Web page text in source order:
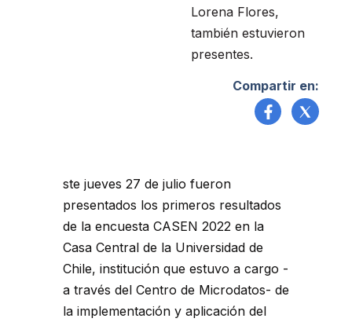
Lorena Flores,
también estuvieron
presentes.
Compartir en:
ste jueves 27 de julio fueron
presentados los primeros resultados
de la encuesta CASEN 2022 en la
Casa Central de la Universidad de
Chile, institución que estuvo a cargo -
a través del Centro de Microdatos- de
la implementación y aplicación del